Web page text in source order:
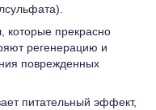
которые прекрасно
регенерацию и
поврежденных
питательный эффект,